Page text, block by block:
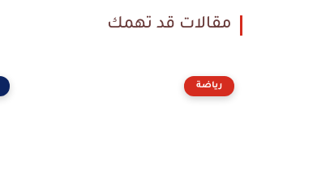
مقالات قد تهمك
رياضة